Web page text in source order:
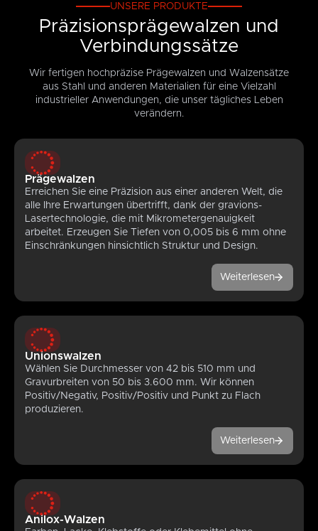
UNSERE PRODUKTE
Präzisionsprägewalzen und
Verbindungssätze
Wir fertigen hochpräzise Prägewalzen und Walzensätze
aus Stahl und anderen Materialien für eine Vielzahl
industrieller Anwendungen, die unser tägliches Leben
verändern.
Prägewalzen
Erreichen Sie eine Präzision aus einer anderen Welt, die
alle Ihre Erwartungen übertrifft, dank der gravions-
Lasertechnologie, die mit Mikrometergenauigkeit
arbeitet. Erzeugen Sie Tiefen von 0,005 bis 6 mm ohne
Einschränkungen hinsichtlich Struktur und Design.
Weiterlesen
Unionswalzen
Wählen Sie Durchmesser von 42 bis 510 mm und
Gravurbreiten von 50 bis 3.600 mm. Wir können
Positiv/Negativ, Positiv/Positiv und Punkt zu Flach
produzieren.
Weiterlesen
Anilox-Walzen